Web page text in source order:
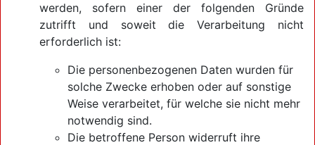
werden, sofern einer der folgenden Gründe
zutrifft und soweit die Verarbeitung nicht
erforderlich ist:
Die personenbezogenen Daten wurden für
solche Zwecke erhoben oder auf sonstige
Weise verarbeitet, für welche sie nicht mehr
notwendig sind.
Die betroffene Person widerruft ihre